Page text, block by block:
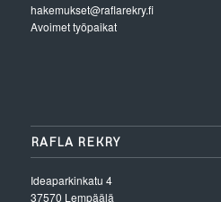
hakemukset@raflarekry.fi
Avoimet työpaikat
RAFLA REKRY
Ideaparkinkatu 4
37570 Lempäälä